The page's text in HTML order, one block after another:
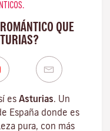
QUE
es Asturias. Un
España donde es
pura, con más